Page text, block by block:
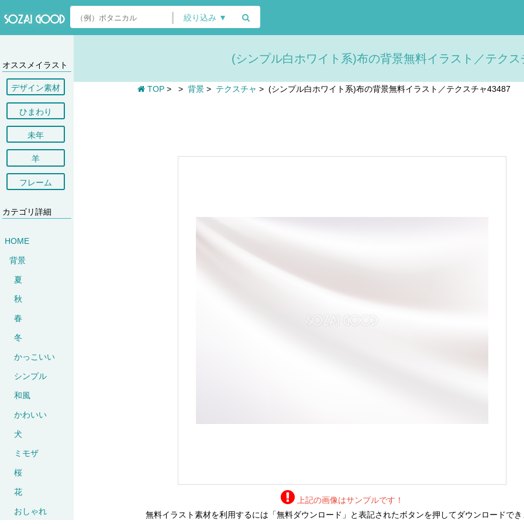
絞り込み ▼
オススメイラスト
デザイン素材
ひまわり
未年
羊
フレーム
カテゴリ詳細
HOME
背景
夏
秋
春
冬
かっこいい
シンプル
和風
かわいい
犬
ミモザ
桜
花
おしゃれ
(シンプル白ホワイト系)布の背景無料イラスト／テク
TOP > > 背景 > テクスチャ > (シンプル白ホワイト系)布の背景無料イラスト／テクスチャ43487
上記の画像はサンプルです！
無料イラスト素材を利用するには「無料ダウンロード」と表記されたボタンを押してダウンロードでき